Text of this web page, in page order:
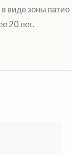
виде зоны патио
20 лет.